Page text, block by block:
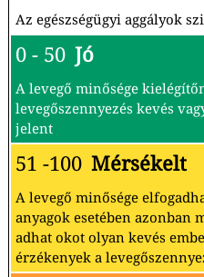
Az egészségügyi aggályok
0 - 50 Jó
A levegő minősége
levegőszennyezés kevés
jelent
51 -100 Mérsékelt
A levegő minősége
anyagok esetében azonban
adhat okot olyan kevés
érzékenyek a